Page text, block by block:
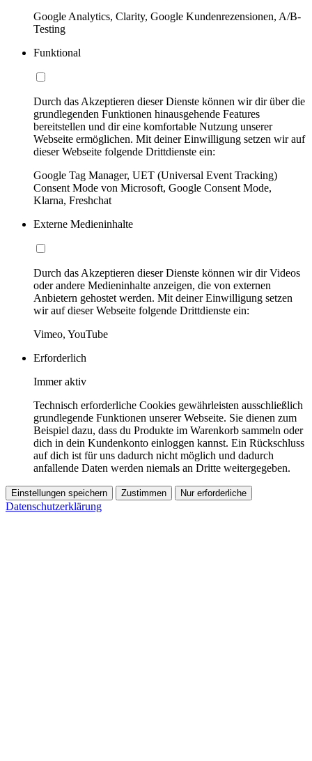
Google Analytics, Clarity, Google Kundenrezensionen, A/B-
Testing
Funktional
Durch das Akzeptieren dieser Dienste können wir dir über die
grundlegenden Funktionen hinausgehende Features
bereitstellen und dir eine komfortable Nutzung unserer
Webseite ermöglichen. Mit deiner Einwilligung setzen wir auf
dieser Webseite folgende Drittdienste ein:
Google Tag Manager, UET (Universal Event Tracking)
Consent Mode von Microsoft, Google Consent Mode,
Klarna, Freshchat
Externe Medieninhalte
Durch das Akzeptieren dieser Dienste können wir dir Videos
oder andere Medieninhalte anzeigen, die von externen
Anbietern gehostet werden. Mit deiner Einwilligung setzen
wir auf dieser Webseite folgende Drittdienste ein:
Vimeo, YouTube
Erforderlich
Immer aktiv
Technisch erforderliche Cookies gewährleisten ausschließlich
grundlegende Funktionen unserer Webseite. Sie dienen zum
Beispiel dazu, dass du Produkte im Warenkorb sammeln oder
dich in dein Kundenkonto einloggen kannst. Ein Rückschluss
auf dich ist für uns dadurch nicht möglich und dadurch
anfallende Daten werden niemals an Dritte weitergegeben.
Einstellungen speichern Zustimmen Nur erforderliche
Datenschutzerklärung